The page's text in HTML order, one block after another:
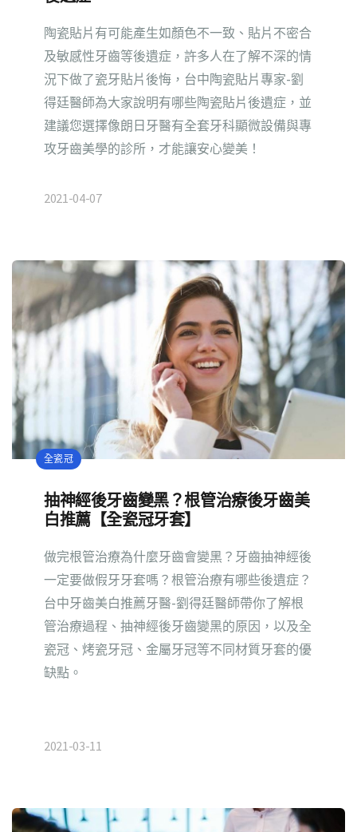
陶瓷貼片有可能產生如顏色不一致、貼片不密合
及敏感性牙齒等後遺症，許多人在了解不深的情
況下做了瓷牙貼片後悔，台中陶瓷貼片專家-劉
得廷醫師為大家說明有哪些陶瓷貼片後遺症，並
建議您選擇像朗日牙醫有全套牙科顯微設備與專
攻牙齒美學的診所，才能讓安心變美！
2021-04-07
全瓷冠
抽神經後牙齒變黑？根管治療後牙齒美
白推薦【全瓷冠牙套】
做完根管治療為什麼牙齒會變黑？牙齒抽神經後
一定要做假牙牙套嗎？根管治療有哪些後遺症？
台中牙齒美白推薦牙醫-劉得廷醫師帶你了解根
管治療過程、抽神經後牙齒變黑的原因，以及全
瓷冠、烤瓷牙冠、金屬牙冠等不同材質牙套的優
缺點。
2021-03-11